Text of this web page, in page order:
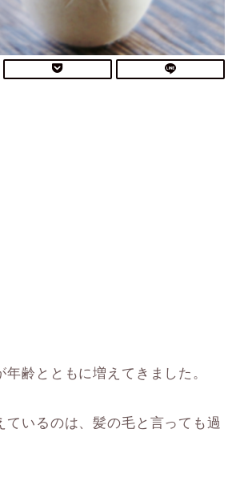
齢とともに増えてきました。
いるのは、髪の毛と言っても過